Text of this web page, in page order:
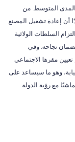
على المدى المتوسط. من
أن إعادة تشغيل المصنع
السلطات الولائية
لضمان نجاحه. وفي
مقرها الاجتماعي
وهو ما سيساعد على
مع رؤية الدولة